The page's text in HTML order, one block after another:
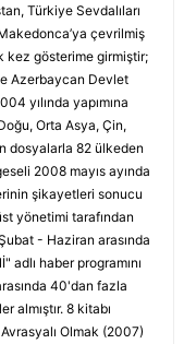
Türkiye Sevdalıları
çevrilmiş
kez gösterime girmiştir;
Azerbaycan Devlet
yılında yapımına
Orta Asya, Çin,
dosyalarla 82 ülkeden
2008 mayıs ayında
şikayetleri sonucu
yönetimi tarafından
- Haziran arasında
adlı haber programını
40'dan fazla
almıştır. 8 kitabı
Olmak (2007)